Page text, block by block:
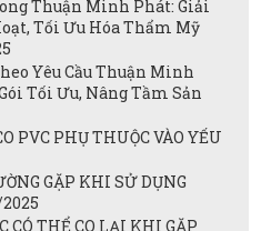
Thuận Minh Phát: Giải
Tối Ưu Hóa Thẩm Mỹ
Yêu Cầu Thuận Minh
Tối Ưu, Nâng Tầm Sản
PVC PHỤ THUỘC VÀO YẾU
GẶP KHI SỬ DỤNG
CÓ THỂ CO LẠI KHI GẶP